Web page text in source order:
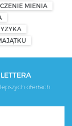
MIENIA
ofertach.